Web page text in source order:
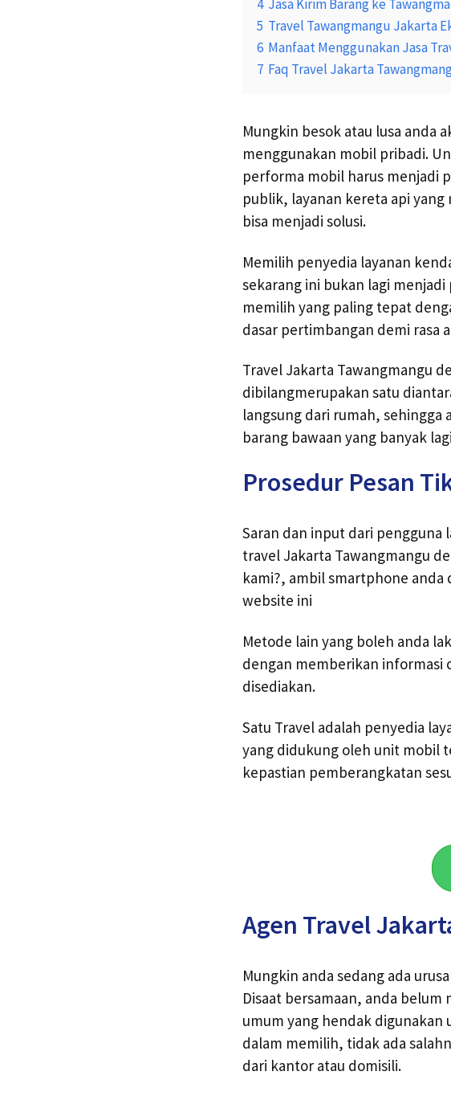
4 Jasa Kirim Barang ke
5 Travel Tawangmangu Jakarta
6 Manfaat Menggunakan Jasa
7 Faq Travel Jakarta
Mungkin besok atau lusa anda
menggunakan mobil pribadi.
performa mobil harus menjadi
publik, layanan kereta api
bisa menjadi solusi.
Memilih penyedia layanan
sekarang ini bukan lagi
memilih yang paling tepat
dasar pertimbangan demi rasa
Travel Jakarta Tawangmangu
dibilangmerupakan satu
langsung dari rumah,
barang bawaan yang banyak
Prosedur Pesan
Saran dan input dari pengguna
travel Jakarta Tawangmangu
kami?, ambil smartphone
website ini
Metode lain yang boleh anda
dengan memberikan informasi
disediakan.
Satu Travel adalah penyedia
yang didukung oleh unit mobil
kepastian pemberangkatan
Agen Travel
Mungkin anda sedang ada
Disaat bersamaan, anda
umum yang hendak digunakan
dalam memilih, tidak ada
dari kantor atau domisili.